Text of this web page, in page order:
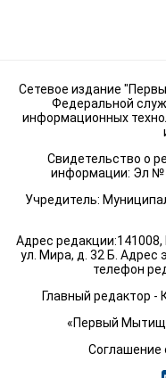
Сетевое издание
Федеральной
информационных
Свидетельство о
информации: Эл №
Учредитель:
Адрес
ул. Мира, д. 32 Б. Адрес
телефон
Главный редактор -
«Первый
Соглашение